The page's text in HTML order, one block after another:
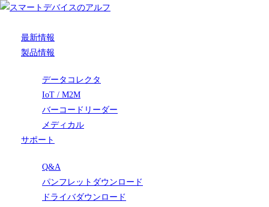
最新情報
製品情報
データコレクタ
IoT / M2M
バーコードリーダー
メディカル
サポート
Q&A
パンフレットダウンロード
ドライバダウンロード